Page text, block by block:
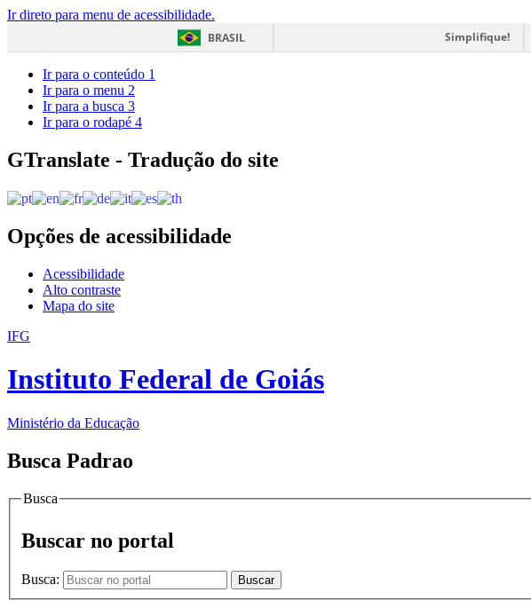
Ir direto para menu de acessibilidade.
BRASIL
Simplifique!
Ir para o conteúdo 1
Ir para o menu 2
Ir para a busca 3
Ir para o rodapé 4
GTranslate - Tradução do site
Opções de acessibilidade
Acessibilidade
Alto contraste
Mapa do site
IFG
Instituto Federal de Goiás
Ministério da Educação
Busca Padrao
Busca
Buscar no portal
Busca: Buscar